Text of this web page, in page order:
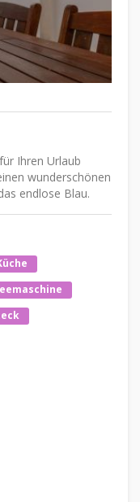
Ihren Urlaub
wunderschönen
endlose Blau.